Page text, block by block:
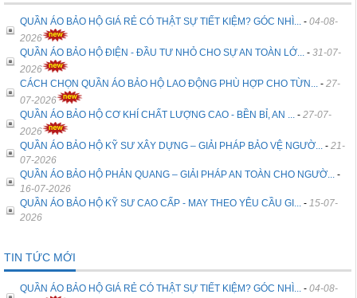
QUẦN ÁO BẢO HỘ GIÁ RẺ CÓ THẬT SỰ TIẾT KIỆM? GÓC NHÌ... - 04-08-
2026
QUẦN ÁO BẢO HỘ ĐIỆN - ĐẦU TƯ NHỎ CHO SỰ AN TOÀN LỚ... - 31-07-
2026
CÁCH CHỌN QUẦN ÁO BẢO HỘ LAO ĐỘNG PHÙ HỢP CHO TỪN... - 27-
07-2026
QUẦN ÁO BẢO HỘ CƠ KHÍ CHẤT LƯỢNG CAO - BỀN BỈ, AN ... - 27-07-
2026
QUẦN ÁO BẢO HỘ KỸ SƯ XÂY DỰNG – GIẢI PHÁP BẢO VỆ NGƯỜ... - 21-
07-2026
QUẦN ÁO BẢO HỘ PHẢN QUANG – GIẢI PHÁP AN TOÀN CHO NGƯỜ... -
16-07-2026
QUẦN ÁO BẢO HỘ KỸ SƯ CAO CẤP - MAY THEO YÊU CẦU GI... - 15-07-
2026
TIN TỨC MỚI
QUẦN ÁO BẢO HỘ GIÁ RẺ CÓ THẬT SỰ TIẾT KIỆM? GÓC NHÌ... - 04-08-